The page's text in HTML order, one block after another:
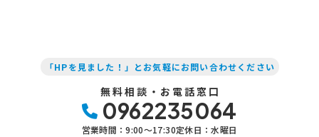
「HPを見ました！」とお気軽にお問い合わせください
無料相談・お電話窓口
0962235064
営業時間：9:00〜17:30定休日：水曜日